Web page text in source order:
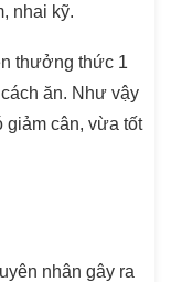
nhai kỹ.
thưởng thức 1
ăn. Như vậy
cân, vừa tốt
nhân gây ra